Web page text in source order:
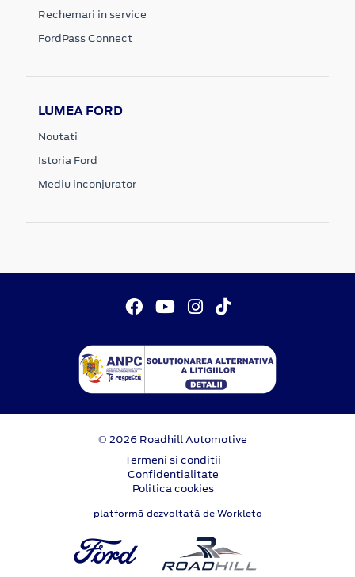
Rechemari in service
FordPass Connect
LUMEA FORD
Noutati
Istoria Ford
Mediu inconjurator
© 2026 Roadhill Automotive
Termeni si conditii
Confidentialitate
Politica cookies
platformă dezvoltată de Workleto